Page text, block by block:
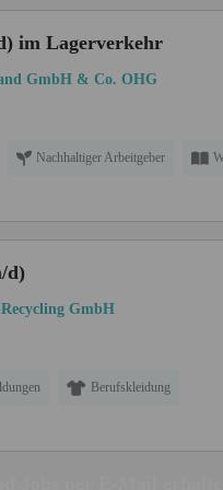
im Lagerverkehr
GmbH & Co. OHG
Nachhaltiger Arbeitgeber
d)
GmbH
Berufskleidung